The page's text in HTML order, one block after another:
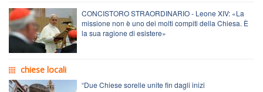
CONCISTORO STRAORDINARIO - Leone XIV: «La
missione non è uno dei molti compiti della Chiesa. È
la sua ragione di esistere»
chiese locali
“Due Chiese sorelle unite fin dagli inizi